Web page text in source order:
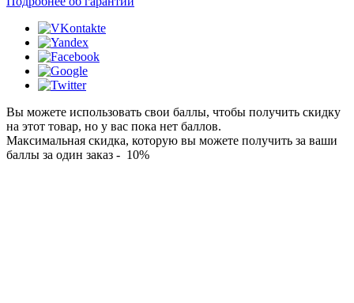
Вы можете использовать свои баллы, чтобы получить скидку
на этот товар, но у вас пока нет баллов.
Максимальная скидка, которую вы можете получить за ваши
баллы за один заказ - 10%